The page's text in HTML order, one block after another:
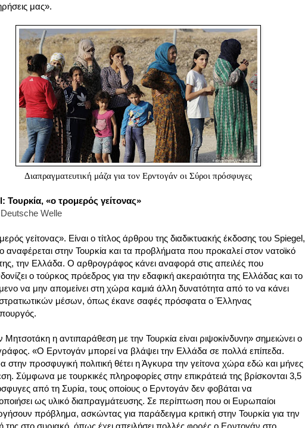
μας».
Διαπραγματευτική μάζα για τον Ερντογάν οι Σύροι πρόσφυγες
Τουρκία, «ο τρομερός γείτονας»
Deutsche Welle
γείτονας». Είναι ο τίτλος άρθρου της διαδικτυακής έκδοσης του Spiegel,
αναφέρεται στην Τουρκία και τα προβλήματα που προκαλεί στον νατοϊκό
την Ελλάδα. Ο αρθρογράφος κάνει αναφορά στις απειλές που
ο τούρκος πρόεδρος για την εδαφική ακεραιότητα της Ελλάδας και το
να μην απομείνει στη χώρα καμιά άλλη δυνατότητα από το να κάνει
μέσων, όπως έκανε σαφές πρόσφατα ο Έλληνας
Μητσοτάκη η αντιπαράθεση με την Τουρκία είναι ριψοκίνδυνη» σημειώνει ο
«Ο Ερντογάν μπορεί να βλάψει την Ελλάδα σε πολλά επίπεδα.
στην προσφυγική πολιτική θέτει η Άγκυρα την γείτονα χώρα εδώ και μήνες
Σύμφωνα με τουρκικές πληροφορίες στην επικράτειά της βρίσκονται 3,5
από τη Συρία, τους οποίους ο Ερντογάν δεν φοβάται να
ως υλικό διαπραγμάτευσης. Σε περίπτωση που οι Ευρωπαίοι
πρόβλημα, ασκώντας για παράδειγμα κριτική στην Τουρκία για την